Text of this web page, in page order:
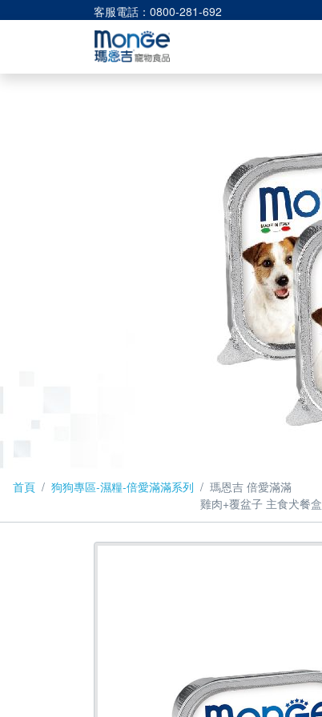
客服電話：0800-281-692
首頁 狗狗專區-濕糧-倍愛滿滿系列
瑪恩吉 倍愛滿滿
雞肉+覆盆子 主食犬餐盒